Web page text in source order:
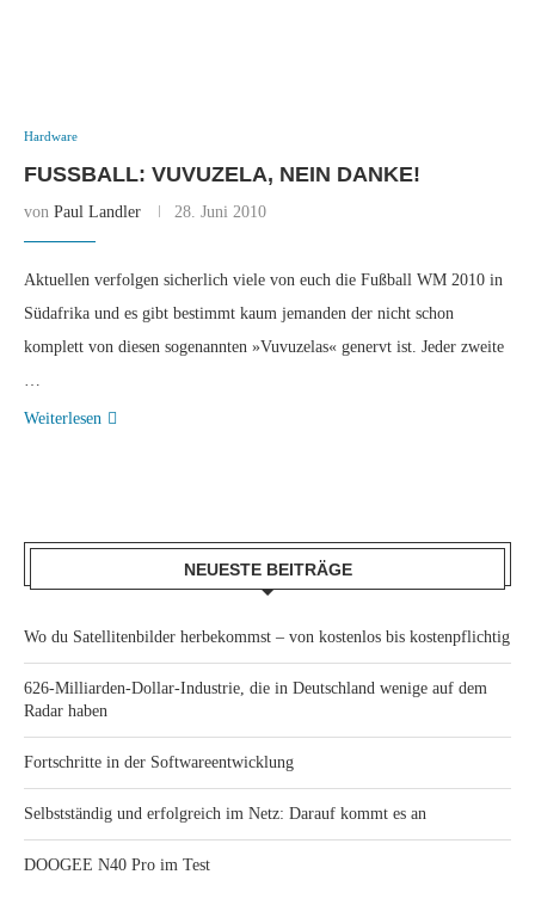
Hardware
FUSSBALL: VUVUZELA, NEIN DANKE!
von Paul Landler 28. Juni 2010
Aktuellen verfolgen sicherlich viele von euch die Fußball WM 2010 in
Südafrika und es gibt bestimmt kaum jemanden der nicht schon
komplett von diesen sogenannten »Vuvuzelas« genervt ist. Jeder zweite
…
Weiterlesen
NEUESTE BEITRÄGE
Wo du Satellitenbilder herbekommst – von kostenlos bis kostenpflichtig
626-Milliarden-Dollar-Industrie, die in Deutschland wenige auf dem
Radar haben
Fortschritte in der Softwareentwicklung
Selbstständig und erfolgreich im Netz: Darauf kommt es an
DOOGEE N40 Pro im Test